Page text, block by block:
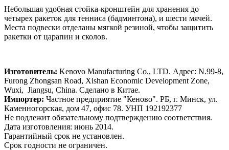
Небольшая удобная стойка-кронштейн для хранения до
четырех ракеток для тенниса (бадминтона), и шести мячей.
Места подвески отделаны мягкой резиной, чтобы защитить
ракетки от царапин и сколов.
Изготовитель: Kenovo Manufacturing Co., LTD. Адрес: N.99-8,
Furong Zhongsan Road, Xishan Economic Development Zone,
Wuxi, Jiangsu, China. Сделано в Китае.
Импортер: Частное предприятие "Кеново". РБ, г. Минск, ул.
Каменногорская, дом 47, офис 78. УНП 192192377
Не подлежит обязательному подтверждению соответствия.
Дата изготовления: июнь 2014.
Гарантийный срок не установлен.
Срок годности не ограничен.